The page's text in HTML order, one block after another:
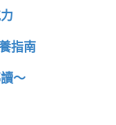
指南
～